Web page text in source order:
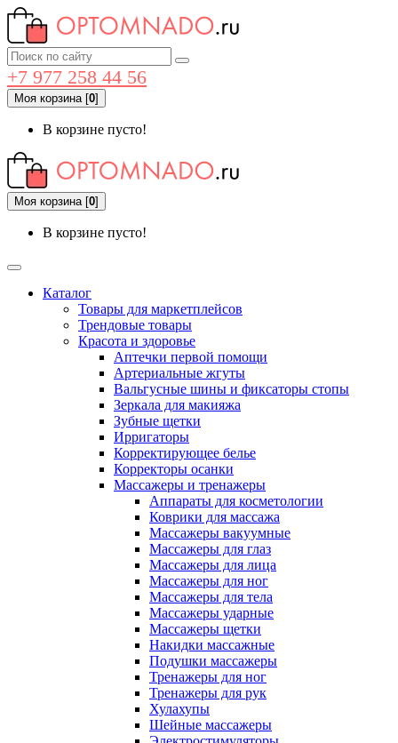
+7 977 258 44 56
Моя корзина[0]
В корзине пусто!
Моя корзина[0]
В корзине пусто!
Каталог
Товары для маркетплейсов
Трендовые товары
Красота и здоровье
Аптечки первой помощи
Артериальные жгуты
Вальгусные шины и фиксаторы стопы
Зеркала для макияжа
Зубные щетки
Ирригаторы
Корректирующее белье
Корректоры осанки
Массажеры и тренажеры
Аппараты для косметологии
Коврики для массажа
Массажеры вакуумные
Массажеры для глаз
Массажеры для лица
Массажеры для ног
Массажеры для тела
Массажеры ударные
Массажеры щетки
Накидки массажные
Подушки массажеры
Тренажеры для ног
Тренажеры для рук
Хулахупы
Шейные массажеры